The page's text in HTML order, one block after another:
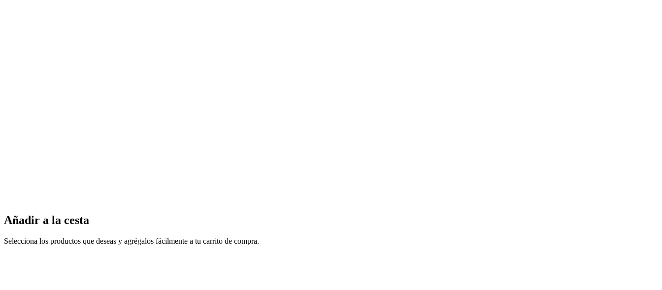
Añadir a la cesta
Selecciona los productos que deseas y agrégalos fácilmente a tu carrito de compra.